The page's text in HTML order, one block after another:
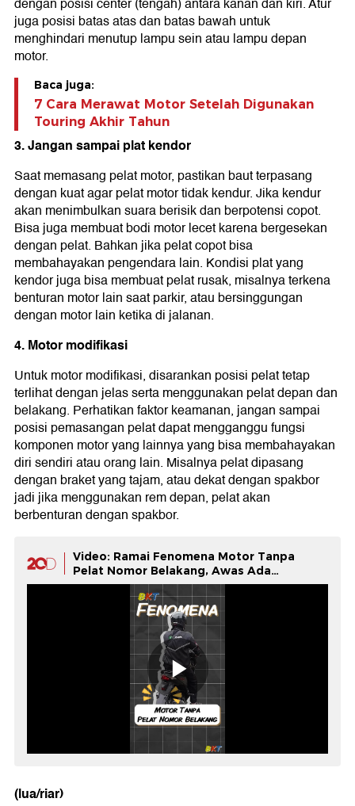
dengan posisi center (tengah) antara kanan dan kiri. Atur
juga posisi batas atas dan batas bawah untuk
menghindari menutup lampu sein atau lampu depan
motor.
Baca juga:
7 Cara Merawat Motor Setelah Digunakan
Touring Akhir Tahun
3. Jangan sampai plat kendor
Saat memasang pelat motor, pastikan baut terpasang
dengan kuat agar pelat motor tidak kendur. Jika kendur
akan menimbulkan suara berisik dan berpotensi copot.
Bisa juga membuat bodi motor lecet karena bergesekan
dengan pelat. Bahkan jika pelat copot bisa
membahayakan pengendara lain. Kondisi plat yang
kendor juga bisa membuat pelat rusak, misalnya terkena
benturan motor lain saat parkir, atau bersinggungan
dengan motor lain ketika di jalanan.
4. Motor modifikasi
Untuk motor modifikasi, disarankan posisi pelat tetap
terlihat dengan jelas serta menggunakan pelat depan dan
belakang. Perhatikan faktor keamanan, jangan sampai
posisi pemasangan pelat dapat mengganggu fungsi
komponen motor yang lainnya yang bisa membahayakan
diri sendiri atau orang lain. Misalnya pelat dipasang
dengan braket yang tajam, atau dekat dengan spakbor
jadi jika menggunakan rem depan, pelat akan
berbenturan dengan spakbor.
Video: Ramai Fenomena Motor Tanpa
Pelat Nomor Belakang, Awas Ada
Sanksinya!
(lua/riar)